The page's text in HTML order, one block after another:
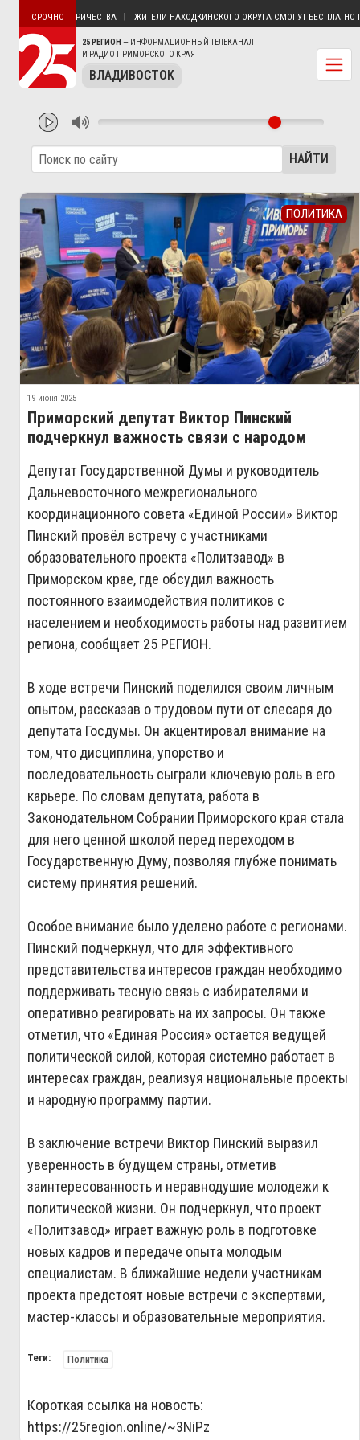
25 РЕГИОН — ИНФОРМАЦИОННЫЙ ТЕЛЕКАНАЛ
И РАДИО ПРИМОРСКОГО КРАЯ
ВЛАДИВОСТОК
СРОЧНО
БЕЗ ЭЛЕКТРИЧЕСТВА ЖИТЕЛИ НАХОДКИНСКОГО ОКРУГА СМОГУТ БЕСПЛАТНО
НАЙТИ
ПОЛИТИКА
19 июня 2025
Приморский депутат Виктор Пинский
подчеркнул важность связи с народом
Депутат Государственной Думы и руководитель
Дальневосточного межрегионального
координационного совета «Единой России» Виктор
Пинский провёл встречу с участниками
образовательного проекта «Политзавод» в
Приморском крае, где обсудил важность
постоянного взаимодействия политиков с
населением и необходимость работы над развитием
региона, сообщает 25 РЕГИОН.
В ходе встречи Пинский поделился своим личным
опытом, рассказав о трудовом пути от слесаря до
депутата Госдумы. Он акцентировал внимание на
том, что дисциплина, упорство и
последовательность сыграли ключевую роль в его
карьере. По словам депутата, работа в
Законодательном Собрании Приморского края стала
для него ценной школой перед переходом в
Государственную Думу, позволяя глубже понимать
систему принятия решений.
Особое внимание было уделено работе с регионами.
Пинский подчеркнул, что для эффективного
представительства интересов граждан необходимо
поддерживать тесную связь с избирателями и
оперативно реагировать на их запросы. Он также
отметил, что «Единая Россия» остается ведущей
политической силой, которая системно работает в
интересах граждан, реализуя национальные проекты
и народную программу партии.
В заключение встречи Виктор Пинский выразил
уверенность в будущем страны, отметив
заинтересованность и неравнодушие молодежи к
политической жизни. Он подчеркнул, что проект
«Политзавод» играет важную роль в подготовке
новых кадров и передаче опыта молодым
специалистам. В ближайшие недели участникам
проекта предстоят новые встречи с экспертами,
мастер-классы и образовательные мероприятия.
Теги: Политика
Короткая ссылка на новость:
https://25region.online/~3NiPz